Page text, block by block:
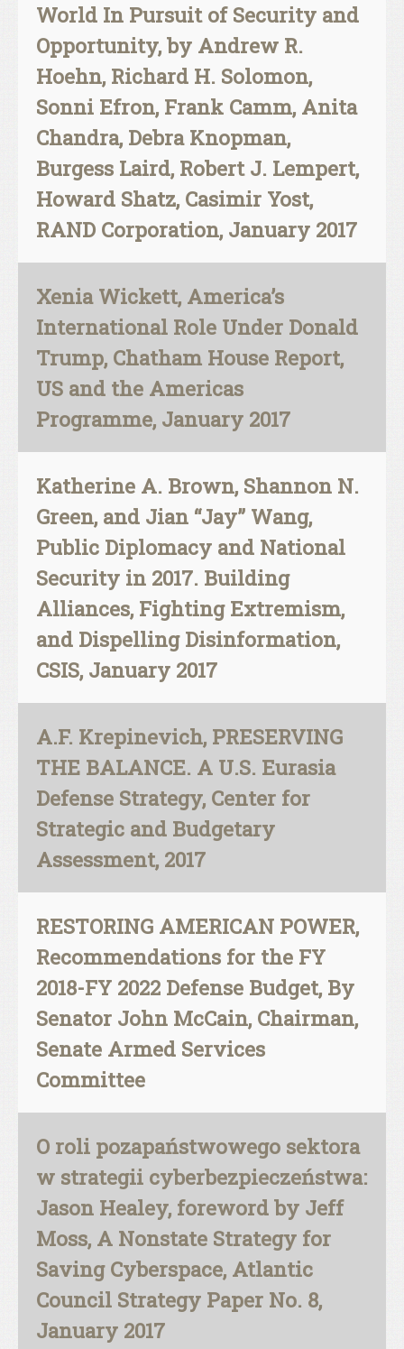
World In Pursuit of Security and
Opportunity, by Andrew R.
Hoehn, Richard H. Solomon,
Sonni Efron, Frank Camm, Anita
Chandra, Debra Knopman,
Burgess Laird, Robert J. Lempert,
Howard Shatz, Casimir Yost,
RAND Corporation, January 2017
Xenia Wickett, America’s
International Role Under Donald
Trump, Chatham House Report,
US and the Americas
Programme, January 2017
Katherine A. Brown, Shannon N.
Green, and Jian “Jay” Wang,
Public Diplomacy and National
Security in 2017. Building
Alliances, Fighting Extremism,
and Dispelling Disinformation,
CSIS, January 2017
A.F. Krepinevich, PRESERVING
THE BALANCE. A U.S. Eurasia
Defense Strategy, Center for
Strategic and Budgetary
Assessment, 2017
RESTORING AMERICAN POWER,
Recommendations for the FY
2018-FY 2022 Defense Budget, By
Senator John McCain, Chairman,
Senate Armed Services
Committee
O roli pozapaństwowego sektora
w strategii cyberbezpieczeństwa:
Jason Healey, foreword by Jeff
Moss, A Nonstate Strategy for
Saving Cyberspace, Atlantic
Council Strategy Paper No. 8,
January 2017